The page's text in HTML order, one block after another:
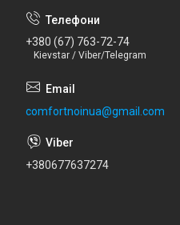
+380 (67) 763-72-74
Kievstar / Viber/Telegram
comfortnoinua@gmail.com
+380677637274